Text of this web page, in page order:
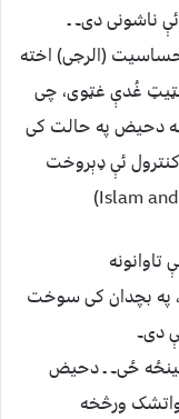
ناشونی دی۔ ـ
(الرجی) اخته
غُدې غټوی، چی
دحیض په حالت کی
ئې ډېروخت
په بچدان کی سوخت
دی۔
ځی۔ ـ دحیض
ورڅخه